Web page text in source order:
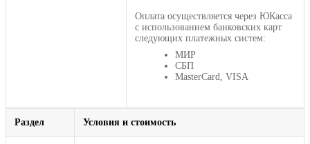
Оплата осуществляется через ЮКасса
с использованием банковских карт
следующих платежных систем:
МИР
СБП
MasterCard, VISA
Раздел Условия и стоимость